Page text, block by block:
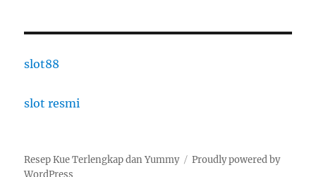
slot88
slot resmi
Resep Kue Terlengkap dan Yummy
Proudly powered by
WordPress